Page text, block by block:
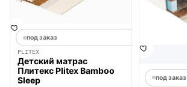
под заказ
PLITEX
Детский матрас
Плитекс Plitex Bamboo
Sleep
под заказ